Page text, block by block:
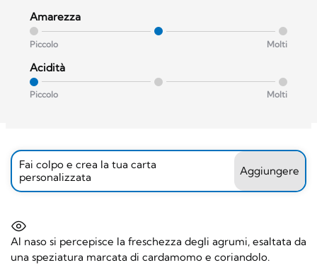
Amarezza
Piccolo Molti
Acidità
Piccolo Molti
Fai colpo e crea la tua carta
personalizzata
Aggiungere
Al naso si percepisce la freschezza degli agrumi, esaltata da
una speziatura marcata di cardamomo e coriandolo.